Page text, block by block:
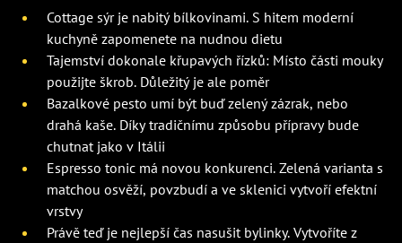
Cottage sýr je nabitý bílkovinami. S hitem moderní
kuchyně zapomenete na nudnou dietu
Tajemství dokonale křupavých řízků: Místo části mouky
použijte škrob. Důležitý je ale poměr
Bazalkové pesto umí být buď zelený zázrak, nebo
drahá kaše. Díky tradičnímu způsobu přípravy bude
chutnat jako v Itálii
Espresso tonic má novou konkurenci. Zelená varianta s
matchou osvěží, povzbudí a ve sklenici vytvoří efektní
vrstvy
Právě teď je nejlepší čas nasušit bylinky. Vytvoříte z